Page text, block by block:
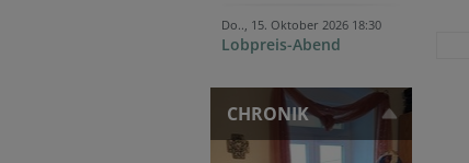
Do.., 15. Oktober 2026 18:30
Lobpreis-Abend
CHRONIK